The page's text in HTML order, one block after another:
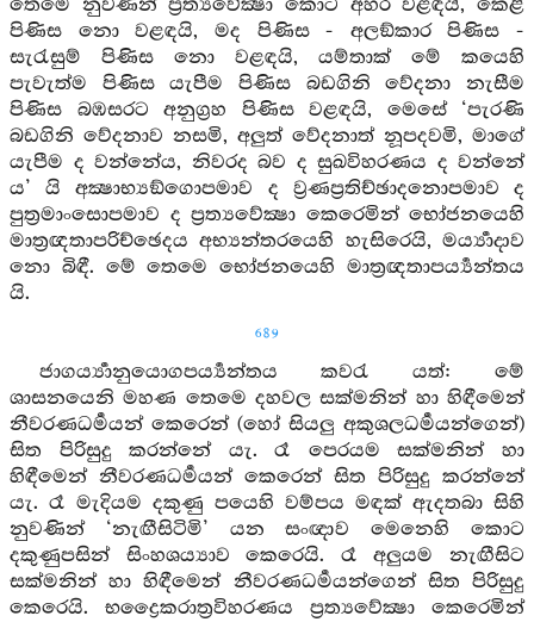
තෙමෙ නුවණින් ප්‍රත්‍යවේක්‍ෂා කොට අහර වළඳයි, කෙළි
පිණිස නො වළඳයි, මද පිණිස - අලඞ්කාර පිණිස -
සැරැසුම් පිණිස නො වළඳයි, යම්තාක් මේ කයෙහි
පැවැත්ම පිණිස යැපීම පිණිස බඩගිනි වේදනා නැසීම
පිණිස බඹසරට අනුග්‍රහ පිණිස වළඳයි, මෙසේ ‘පැරණි
බඩගිනි වේදනාව නසමි, අලුත් වේදනාත් නූපදවමි, මාගේ
යැපීම ද වන්නේය, නිවරද බව ද සුඛවිහරණය ද වන්නේ
ය’ යි අක්‍ෂාභ්‍යඞ්ගොපමාව ද ව්‍රණප්‍රතිච්ඡාදනොපමාව ද
පුත්‍රමාංසොපමාව ද ප්‍රත්‍යවේක්‍ෂා කෙරෙමින් භෝජනයෙහි
මාත්‍රඥතාපරිච්ඡෙදය අභ්‍යන්තරයෙහි හැසිරෙයි, මර්‍ය්‍යාදාව
නො බිඳී. මේ තෙමෙ භෝජනයෙහි මාත්‍රඥතාපර්‍ය්‍යන්තය
යි.
689
ජාගර්‍ය්‍යානුයොගපර්‍ය්‍යන්තය කවරැ යත්: මේ
ශාසනයෙනි මහණ තෙමෙ දහවල සක්මනින් හා හිඳීමෙන්
නීවරණධර්‍මයන් කෙරෙන් (හෝ සියලු අකුශලධර්‍මයන්ගෙන්)
සිත පිරිසුදු කරන්නේ යැ. රෑ පෙරයම සක්මනින් හා
හිඳීමෙන් නීවරණධර්‍මයන් කෙරෙන් සිත පිරිසුදු කරන්නේ
යැ. රෑ මැදියම දකුණු පයෙහි වම්පය මඳක් ඇදතබා සිහි
නුවණින් ‘නැඟීසිටිමි’ යන සංඥාව මෙනෙහි කොට
දකුණුපසින් සිංහශය්‍යාව කෙරෙයි. රෑ අලුයම නැඟීසිට
සක්මනින් හා හිඳීමෙන් නීවරණධර්‍මයන්ගෙන් සිත පිරිසුදු
කෙරෙයි. භද්‍රෛකරාත්‍රවිහරණය ප්‍රත්‍යවේක්‍ෂා කෙරෙමින්